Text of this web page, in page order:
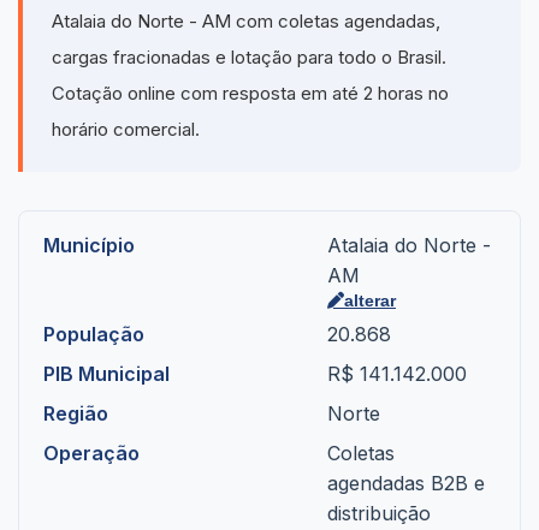
Atalaia do Norte - AM com coletas agendadas,
cargas fracionadas e lotação para todo o Brasil.
Cotação online com resposta em até 2 horas no
horário comercial.
Município
Atalaia do Norte -
AM
alterar
População
20.868
PIB Municipal
R$ 141.142.000
Região
Norte
Operação
Coletas
agendadas B2B e
distribuição